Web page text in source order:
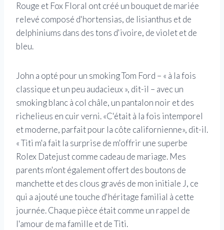
Rouge et Fox Floral ont créé un bouquet de mariée
relevé composé d'hortensias, de lisianthus et de
delphiniums dans des tons d'ivoire, de violet et de
bleu.
John a opté pour un smoking Tom Ford – « à la fois
classique et un peu audacieux », dit-il – avec un
smoking blanc à col châle, un pantalon noir et des
richelieus en cuir verni. «C'était à la fois intemporel
et moderne, parfait pour la côte californienne», dit-il.
« Titi m'a fait la surprise de m'offrir une superbe
Rolex Datejust comme cadeau de mariage. Mes
parents m'ont également offert des boutons de
manchette et des clous gravés de mon initiale J, ce
qui a ajouté une touche d'héritage familial à cette
journée. Chaque pièce était comme un rappel de
l'amour de ma famille et de Titi.